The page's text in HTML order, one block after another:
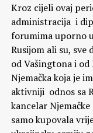
Kroz cijeli ovaj
administracija i
forumima uporno
Rusijom ali su,
od Vašingtona i
Njemačka koja je
aktivniji odnos sa
kancelar
samo kupovala